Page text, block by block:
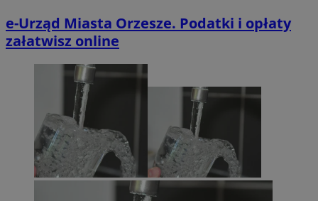
e-Urząd Miasta Orzesze. Podatki i opłaty
załatwisz online